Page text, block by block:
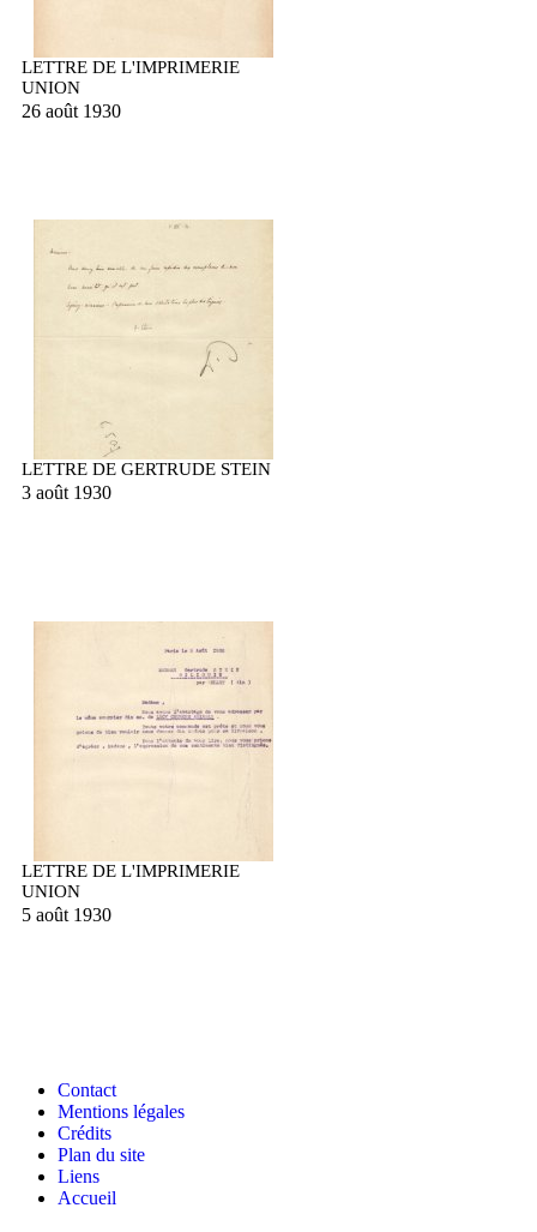
LETTRE DE L'IMPRIMERIE
UNION
26 août 1930
LETTRE DE GERTRUDE STEIN
3 août 1930
LETTRE DE L'IMPRIMERIE
UNION
5 août 1930
Contact
Mentions légales
Crédits
Plan du site
Liens
Accueil